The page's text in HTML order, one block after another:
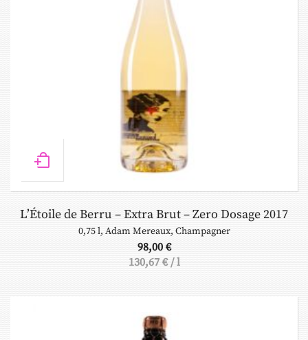
L’Étoile de Berru – Extra Brut – Zero Dosage 2017
0,75 l, Adam Mereaux, Champagner
98,00 €
130,67 €/l